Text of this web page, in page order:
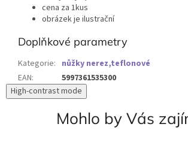
cena za 1kus
obrázek je ilustrační
Doplňkové parametry
Kategorie: nůžky nerez,teflonové
EAN:
5997361535300
High-contrast mode
Mohlo by Vás